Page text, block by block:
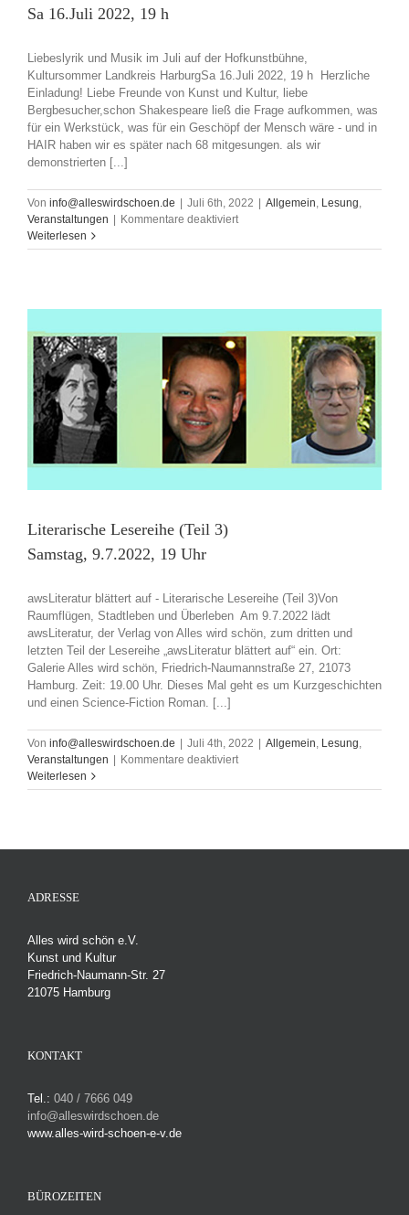
Sa 16.Juli 2022, 19 h
Liebeslyrik und Musik im Juli auf der Hofkunstbühne,
Kultursommer Landkreis HarburgSa 16.Juli 2022, 19 h Herzliche
Einladung! Liebe Freunde von Kunst und Kultur, liebe
Bergbesucher,schon Shakespeare ließ die Frage aufkommen, was
für ein Werkstück, was für ein Geschöpf der Mensch wäre - und in
HAIR haben wir es später nach 68 mitgesungen. als wir
demonstrierten [...]
Von info@alleswirdschoen.de Juli 6th, 2022 Allgemein, Lesung,
Veranstaltungen
Kommentare deaktiviertfür
und
der
Hofkunstbühne
Sa
16.Juli
2022,
19
Weiterlesen
Literarische Lesereihe (Teil 3)
Samstag, 9.7.2022, 19 Uhr
awsLiteratur blättert auf - Literarische Lesereihe (Teil 3)Von
Raumflügen, Stadtleben und Überleben Am 9.7.2022 lädt
awsLiteratur, der Verlag von Alles wird schön, zum dritten und
letzten Teil der Lesereihe „awsLiteratur blättert auf“ ein. Ort:
Galerie Alles wird schön, Friedrich-Naumannstraße 27, 21073
Hamburg. Zeit: 19.00 Uhr. Dieses Mal geht es um Kurzgeschichten
und einen Science-Fiction Roman. [...]
Von info@alleswirdschoen.de | Juli 4th, 2022 | Allgemein Lesung
Veranstaltungen | Kommentare deaktiviertfür
Lesereihe
Weiterlesen
ADRESSE
Alles wird schön e.V.
Kunst und Kultur
Friedrich-Naumann-Str. 27
21075 Hamburg
KONTAKT
Tel.: 040 / 7666 049
info@alleswirdschoen.de
www.alles-wird-schoen-e-v.de
BÜROZEITEN